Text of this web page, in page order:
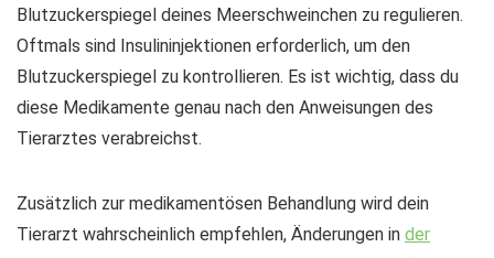
Blutzuckerspiegel deines Meerschweinchen zu regulieren.
Oftmals sind Insulininjektionen erforderlich, um den
Blutzuckerspiegel zu kontrollieren. Es ist wichtig, dass du
diese Medikamente genau nach den Anweisungen des
Tierarztes verabreichst.
Zusätzlich zur medikamentösen Behandlung wird dein
Tierarzt wahrscheinlich empfehlen, Änderungen in der